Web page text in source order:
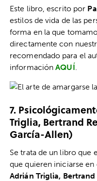
Este libro, escrito por
estilos de vida de las
forma en la que
directamente con
recomendado para el
informaciónAQUÍ.
7.
Triglia, Bertrand
García-Allen)
Se trata de un libro que
que quieren iniciarse
Adrián Triglia,